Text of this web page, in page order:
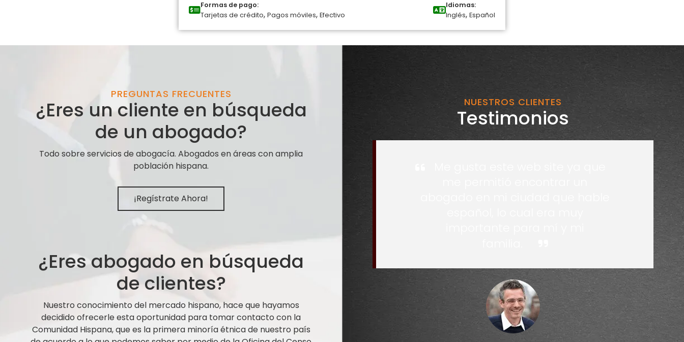
Formas de pago:
Tarjetas de crédito, Pagos móviles, Efectivo
Idiomas:
Inglés, Español
PREGUNTAS FRECUENTES
¿Eres un cliente en búsqueda
de un abogado?
Todo sobre servicios de abogacía. Abogados en áreas con amplia
población hispana.
¡Regístrate Ahora!
¿Eres abogado en búsqueda
de clientes?
Nuestro conocimiento del mercado hispano, hace que hayamos
decidido ofrecerle esta oportunidad para tomar contacto con la
Comunidad Hispana, que es la primera minoría étnica de nuestro país
NUESTROS CLIENTES
Testimonios